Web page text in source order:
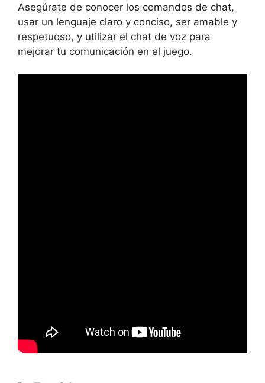
Asegúrate de conocer los comandos de chat,
usar un lenguaje claro y conciso, ser amable y
respetuoso, y utilizar el chat de voz para
mejorar tu comunicación en el juego.